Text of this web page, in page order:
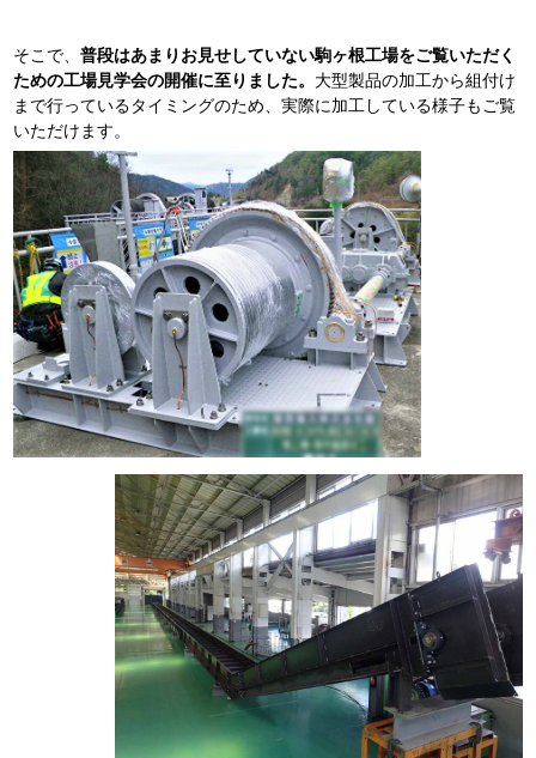
そこで、普段はあまりお見せしていない駒ヶ根工場をご覧いただく
ための工場見学会の開催に至りました。 大型製品の加工から組付け
まで行っているタイミングのため、実際に加工している様子もご覧
いただけます。